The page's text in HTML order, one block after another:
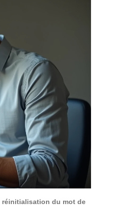
réinitialisation du mot de